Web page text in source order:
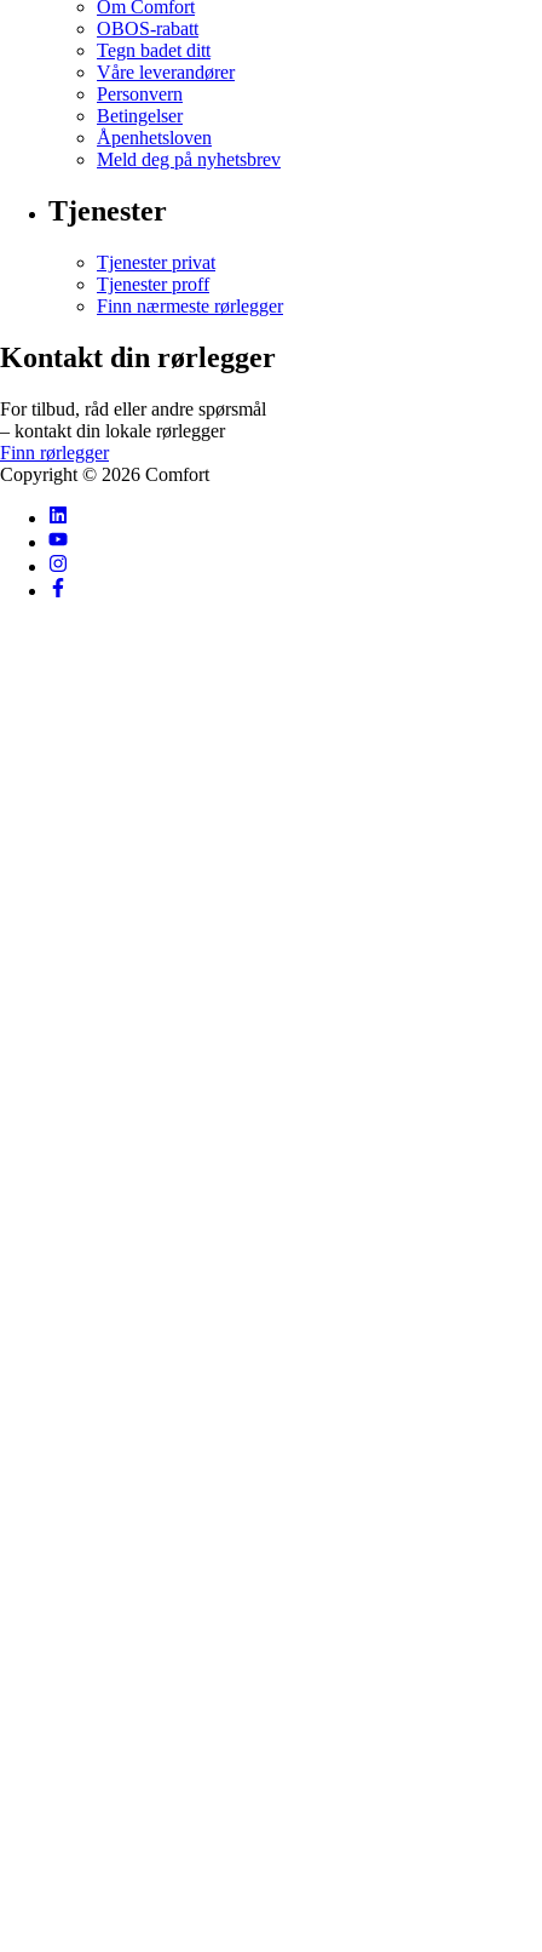
Om Comfort
OBOS-rabatt
Tegn badet ditt
Våre leverandører
Personvern
Betingelser
Åpenhetsloven
Meld deg på nyhetsbrev
Tjenester
Tjenester privat
Tjenester proff
Finn nærmeste rørlegger
Kontakt din rørlegger
For tilbud, råd eller andre spørsmål
– kontakt din lokale rørlegger
Finn rørlegger
Copyright © 2026 Comfort